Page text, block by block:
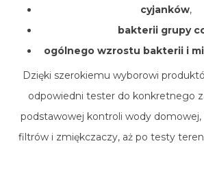
cyjanków,
bakterii grupy
ogólnego wzrostu bakterii i
Dzięki szerokiemu wyborowi
odpowiedni tester do konkretnego
podstawowej kontroli wody
filtrów i zmiękczaczy, aż po testy